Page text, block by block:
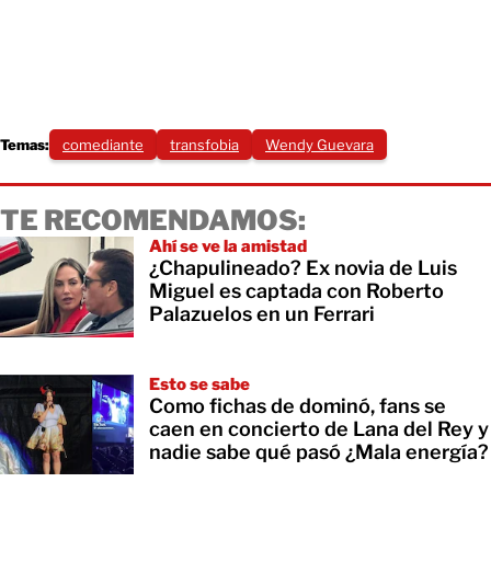
Temas: comediante transfobia Wendy Guevara
TE RECOMENDAMOS:
Ahí se ve la amistad
¿Chapulineado? Ex novia de Luis
Miguel es captada con Roberto
Palazuelos en un Ferrari
Esto se sabe
Como fichas de dominó, fans se
caen en concierto de Lana del Rey y
nadie sabe qué pasó ¿Mala energía?